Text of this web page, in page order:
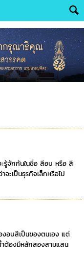
รู้จักกันในชื่อ สีอบ หรือ สี
จะเป็นธุรกิจเล็กหรือไป
อบสีเป็นของตนเอง แต่
ต้องมีหลักสองสามแสน